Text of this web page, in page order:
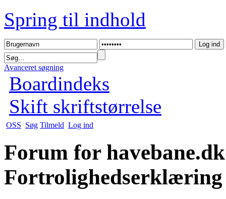
Spring til indhold
Avanceret søgning
Boardindeks
Skift skriftstørrelse
OSS Søg Tilmeld Log ind
Forum for
Fortrolighedserklæring